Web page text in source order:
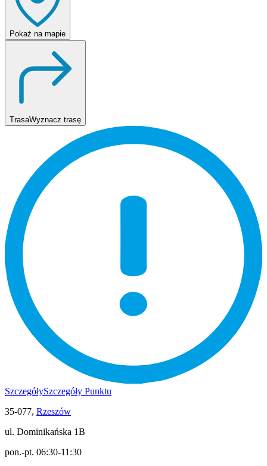
Pokaż na mapie
TrasaWyznacz trasę
SzczegółySzczegóły Punktu
35-077, Rzeszów
ul. Dominikańska 1B
pon.-pt. 06:30-11:30